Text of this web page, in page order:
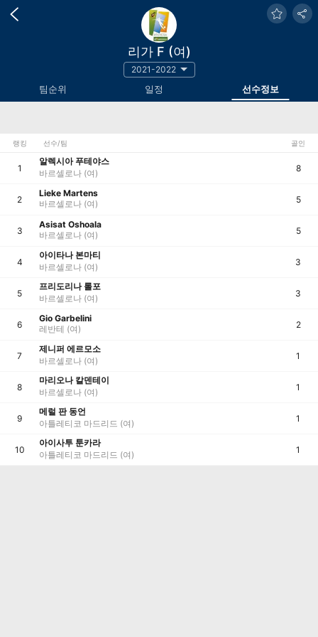
리가 F (여)
2021-2022
팀순위 일정 선수정보
랭킹 선수/팀 골인
1
알렉시아 푸테야스
바르셀로나 (여)
8
2
Lieke Martens
바르셀로나 (여)
5
3
Asisat Oshoala
바르셀로나 (여)
5
4
아이타나 본마티
바르셀로나 (여)
3
5
프리도리나 롤포
바르셀로나 (여)
3
6
Gio Garbelini
레반테 (여)
2
7
제니퍼 에르모소
바르셀로나 (여)
1
8
마리오나 칼덴테이
바르셀로나 (여)
1
9
메럴 판 동언
아틀레티코 마드리드 (여)
1
10
아이사투 툰카라
아틀레티코 마드리드 (여)
1